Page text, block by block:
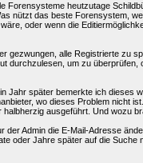
Forensysteme heutzutage
nützt das beste Forensystem,
oder wenn die
gezwungen, alle Registrierte zu
durchzulesen, um zu
Jahr später bemerkte ich dieses
wo dieses Problem nicht
ausgeführt. Und wozu
Admin die E-Mail-Adresse
oder Jahre später auf die